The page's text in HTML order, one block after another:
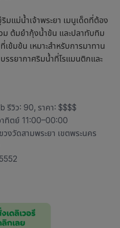
มแม่น้ำเจ้าพระยา เมนูเด็ดที่ต้อง
ม ต้มยำกุ้งน้ำข้น และปลาทับทิม
ข้มข้น เหมาะสำหรับการมาทาน
รรยากาศริมน้ำที่โรแมนติกและ
รีวิว: 90, ราคา: $$$$
ทิตย์ 11:00–00:00
งวัดสามพระยา เขตพระนคร